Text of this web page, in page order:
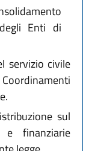
Enti di
servizio civile
sul
finanziarie